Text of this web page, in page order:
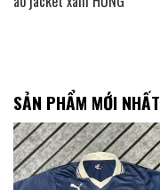
SẢN PHẨM MỚI NHẤT